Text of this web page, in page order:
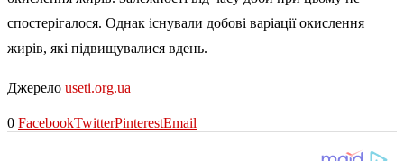
спостерігалося. Однак існували добові варіації окислення
жирів, які підвищувалися вдень.
Джерело useti.org.ua
0 FacebookTwitterPinterestEmail